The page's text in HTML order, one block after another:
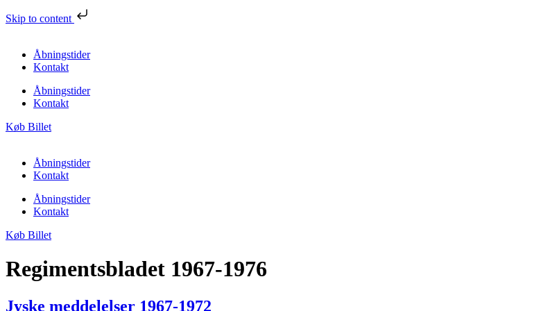
Skip to content
Åbningstider
Kontakt
Åbningstider
Kontakt
Køb Billet
Åbningstider
Kontakt
Åbningstider
Kontakt
Køb Billet
Regimentsbladet 1967-1976
Jyske meddelelser 1967-1972